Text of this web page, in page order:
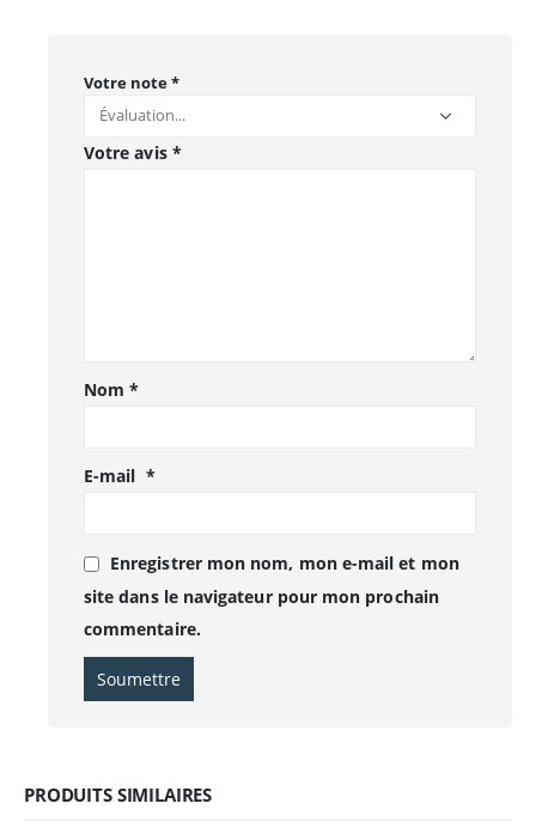
Votre note*
Votre avis *
Nom*
E-mail *
Enregistrer mon nom, mon e-mail et mon
site dans le navigateur pour mon prochain
commentaire.
PRODUITS SIMILAIRES